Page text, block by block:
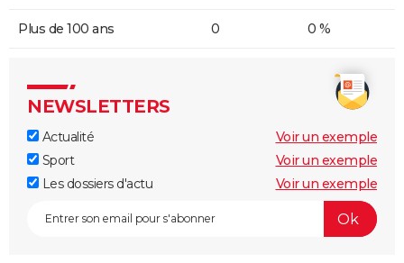
Plus de 100 ans 0 0 %
NEWSLETTERS
Actualité
Voir un exemple
Sport
Voir un exemple
Les dossiers d'actu
Voir un exemple